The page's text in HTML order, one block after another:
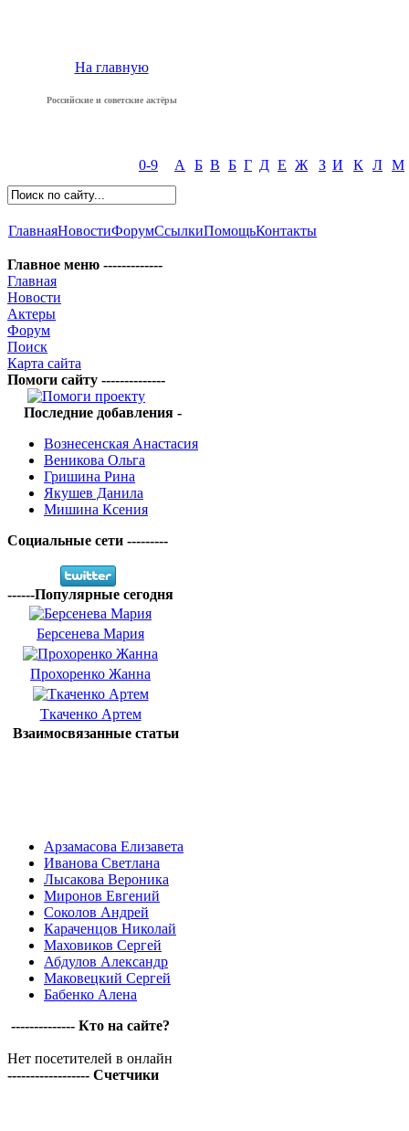
На главную
Российские и советские актёры
0-9 А Б В Б Г Д Е Ж З И К Л М
ГлавнаяНовостиФорумСсылкиПомощьКонтакты
Главное меню -------------
Главная
Новости
Актеры
Форум
Поиск
Карта сайта
Помоги сайту --------------
Последние добавления -
Вознесенская Анастасия
Веникова Ольга
Гришина Рина
Якушев Данила
Мишина Ксения
Социальные сети ---------
------Популярные сегодня
Берсенева Мария
Прохоренко Жанна
Ткаченко Артем
Взаимосвязанные статьи
Арзамасова Елизавета
Иванова Светлана
Лысакова Вероника
Миронов Евгений
Соколов Андрей
Караченцов Николай
Маховиков Сергей
Абдулов Александр
Маковецкий Сергей
Бабенко Алена
-------------- Кто на сайте?
Нет посетителей в онлайн
------------------ Счетчики